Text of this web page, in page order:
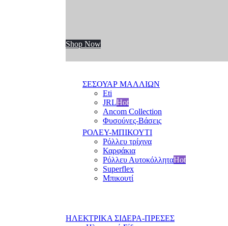
Shop Now
ΣΕΣΟΥΑΡ ΜΑΛΛΙΩΝ
Eti
JRLHot
Ancom Collection
Φυσούνες-Βάσεις
ΡΟΛΕΥ-ΜΠΙΚΟΥΤΙ
Ρόλλευ τρίχινα
Καρφάκια
Ρόλλευ ΑυτοκόλληταHot
Superflex
Μπικουτί
ΗΛΕΚΤΡΙΚΑ ΣΙΔΕΡΑ-ΠΡΕΣΕΣ